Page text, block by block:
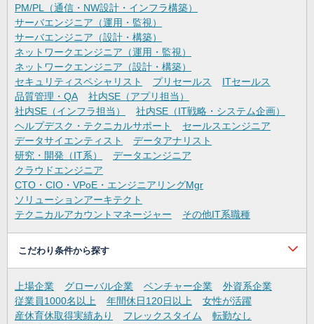
PM/PL（通信・NW設計・インフラ構築）
サーバエンジニア（運用・監視）
サーバエンジニア（設計・構築）
ネットワークエンジニア（運用・監視）
ネットワークエンジニア（設計・構築）
セキュリティスペシャリスト
プリセールス
ITセールス
品質管理・QA
社内SE（アプリ担当）
社内SE（インフラ担当）
社内SE（IT戦略・システム企画）
ヘルプデスク・テクニカルサポート
セールスエンジニア
データサイエンティスト
データアナリスト
研究・開発（IT系）
データエンジニア
クラウドエンジニア
CTO・CIO・VPoE・エンジニアリングMgr
ソリューションアーキテクト
テクニカルアカウントマネージャー
その他IT系職種
こだわり条件から探す
上場企業 グローバル企業 ベンチャー企業
外資系企業
従業員1000名以上
年間休日120日以上
女性が活躍
産休育休取得実績あり
フレックスタイム
転勤なし